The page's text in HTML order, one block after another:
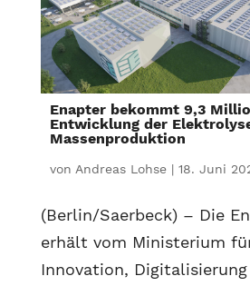
Enapter bekommt 9,3
Entwicklung der
Massenproduktion
von Andreas Lohse| 18. Juni
(Berlin/Saerbeck) – Die
erhält vom Ministerium
Innovation,